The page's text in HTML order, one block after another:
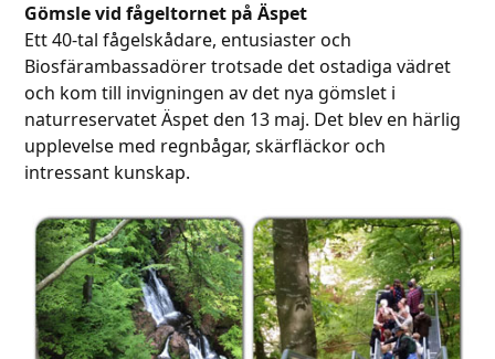
Gömsle vid fågeltornet på Äspet
Ett 40-tal fågelskådare, entusiaster och
Biosfärambassadörer trotsade det ostadiga vädret
och kom till invigningen av det nya gömslet i
naturreservatet Äspet den 13 maj. Det blev en härlig
upplevelse med regnbågar, skärfläckor och
intressant kunskap.